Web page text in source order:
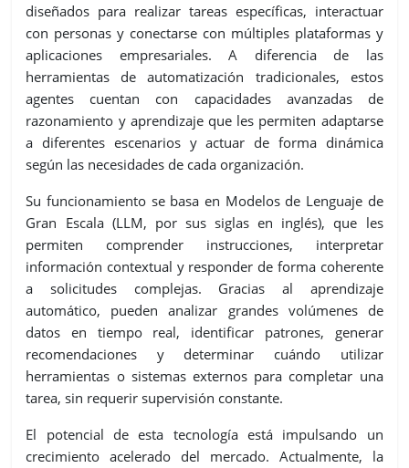
diseñados para realizar tareas específicas, interactuar
con personas y conectarse con múltiples plataformas y
aplicaciones empresariales. A diferencia de las
herramientas de automatización tradicionales, estos
agentes cuentan con capacidades avanzadas de
razonamiento y aprendizaje que les permiten adaptarse
a diferentes escenarios y actuar de forma dinámica
según las necesidades de cada organización.
Su funcionamiento se basa en Modelos de Lenguaje de
Gran Escala (LLM, por sus siglas en inglés), que les
permiten comprender instrucciones, interpretar
información contextual y responder de forma coherente
a solicitudes complejas. Gracias al aprendizaje
automático, pueden analizar grandes volúmenes de
datos en tiempo real, identificar patrones, generar
recomendaciones y determinar cuándo utilizar
herramientas o sistemas externos para completar una
tarea, sin requerir supervisión constante.
El potencial de esta tecnología está impulsando un
crecimiento acelerado del mercado. Actualmente, la